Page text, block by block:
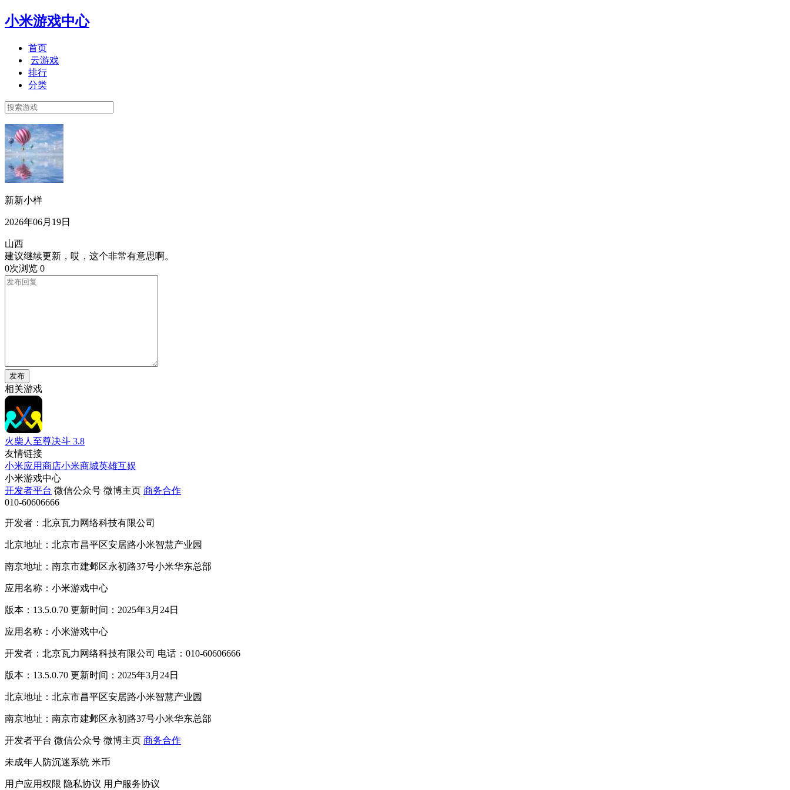
小米游戏中心
首页
云游戏
排行
分类
新新小样
2026年06月19日
山西
建议继续更新，哎，这个非常有意思啊。
0次浏览 0
发布
相关游戏
火柴人至尊决斗 3.8
友情链接
小米应用商店小米商城英雄互娱
小米游戏中心
开发者平台 微信公众号 微博主页 商务合作
010-60606666
开发者：北京瓦力网络科技有限公司
北京地址：北京市昌平区安居路小米智慧产业园
南京地址：南京市建邺区永初路37号小米华东总部
应用名称：小米游戏中心
版本：13.5.0.70 更新时间：2025年3月24日
应用名称：小米游戏中心
开发者：北京瓦力网络科技有限公司 电话：010-60606666
版本：13.5.0.70 更新时间：2025年3月24日
北京地址：北京市昌平区安居路小米智慧产业园
南京地址：南京市建邺区永初路37号小米华东总部
开发者平台 微信公众号 微博主页 商务合作
未成年人防沉迷系统 米币
用户应用权限 隐私协议 用户服务协议